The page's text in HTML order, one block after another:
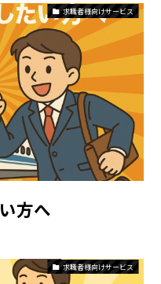
求職者様向けサービス
方へ
求職者様向けサービス